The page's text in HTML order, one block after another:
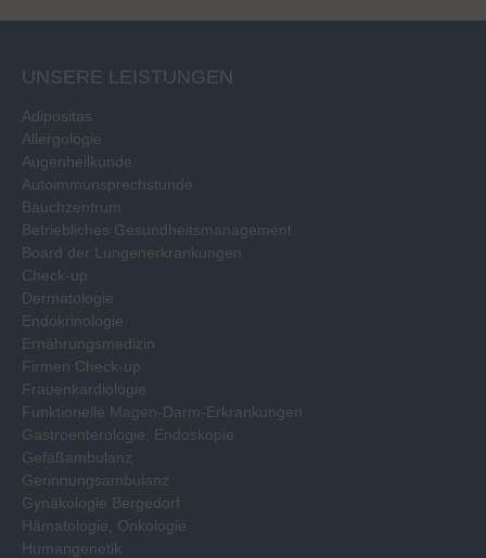
UNSERE LEISTUNGEN
Adipositas
Allergologie
Augenheilkunde
Autoimmunsprechstunde
Bauchzentrum
Betriebliches Gesundheitsmanagement
Board der Lungenerkrankungen
Check-up
Dermatologie
Endokrinologie
Ernährungsmedizin
Firmen Check-up
Frauenkardiologie
Funktionelle Magen-Darm-Erkrankungen
Gastroenterologie, Endoskopie
Gefäßambulanz
Gerinnungsambulanz
Gynäkologie Bergedorf
Hämatologie, Onkologie
Humangenetik